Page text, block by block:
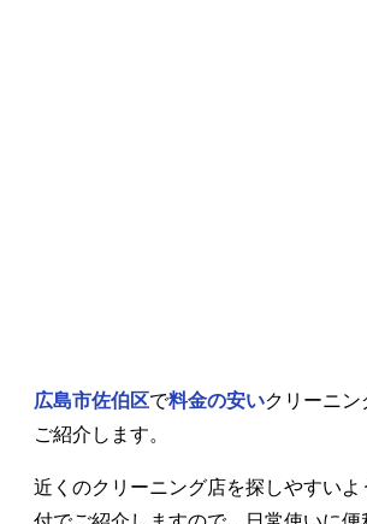
広島市佐伯区で料金の安いクリーニ
ご紹介します。
近くのクリーニング店を探しやすいよ